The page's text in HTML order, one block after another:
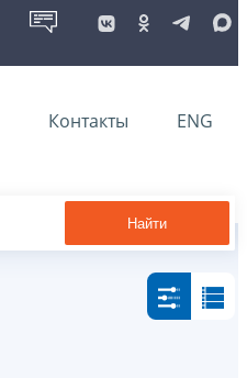
Контакты ENG
Найти